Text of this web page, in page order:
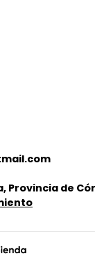
Provincia de